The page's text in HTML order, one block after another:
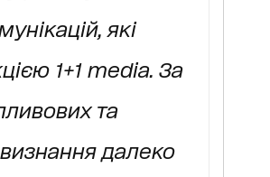
які
1+1 media. За
та
далеко